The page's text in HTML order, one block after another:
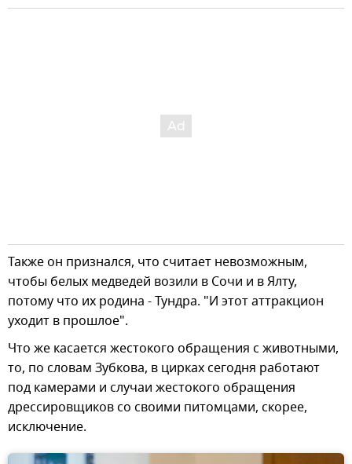
Также он признался, что считает невозможным,
чтобы белых медведей возили в Сочи и в Ялту,
потому что их родина - Тундра. "И этот аттракцион
уходит в прошлое".
Что же касается жестокого обращения с животными,
то, по словам Зубкова, в цирках сегодня работают
под камерами и случаи жестокого обращения
дрессировщиков со своими питомцами, скорее,
исключение.